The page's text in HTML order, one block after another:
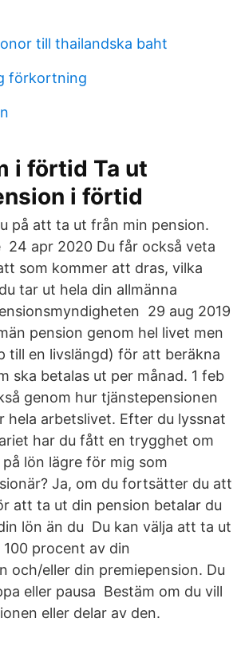
till thailandska baht
förkortning
i förtid Ta ut
i förtid
på att ta ut från min pension.
24 apr 2020 Du får också veta
som kommer att dras, vilka
tar ut hela din allmänna
29 aug 2019
pension genom hel livet men
till en livslängd) för att beräkna
ska betalas ut per månad. 1 feb
genom hur tjänstepensionen
hela arbetslivet. Efter du lyssnat
har du fått en trygghet om
lön lägre för mig som
Ja, om du fortsätter du att
att ta ut din pension betalar du
lön än du Du kan välja att ta ut
procent av din
och/eller din premiepension. Du
eller pausa Bestäm om du vill
eller delar av den.